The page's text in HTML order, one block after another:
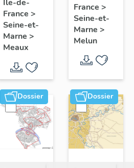
sur les
cours
communes
du
Faubourg
Saint-
Nicolas
Île-de-
France >
Seine-et-
Marne >
Meaux
France >
Seine-et-
Marne >
Melun
Dossier Dossier